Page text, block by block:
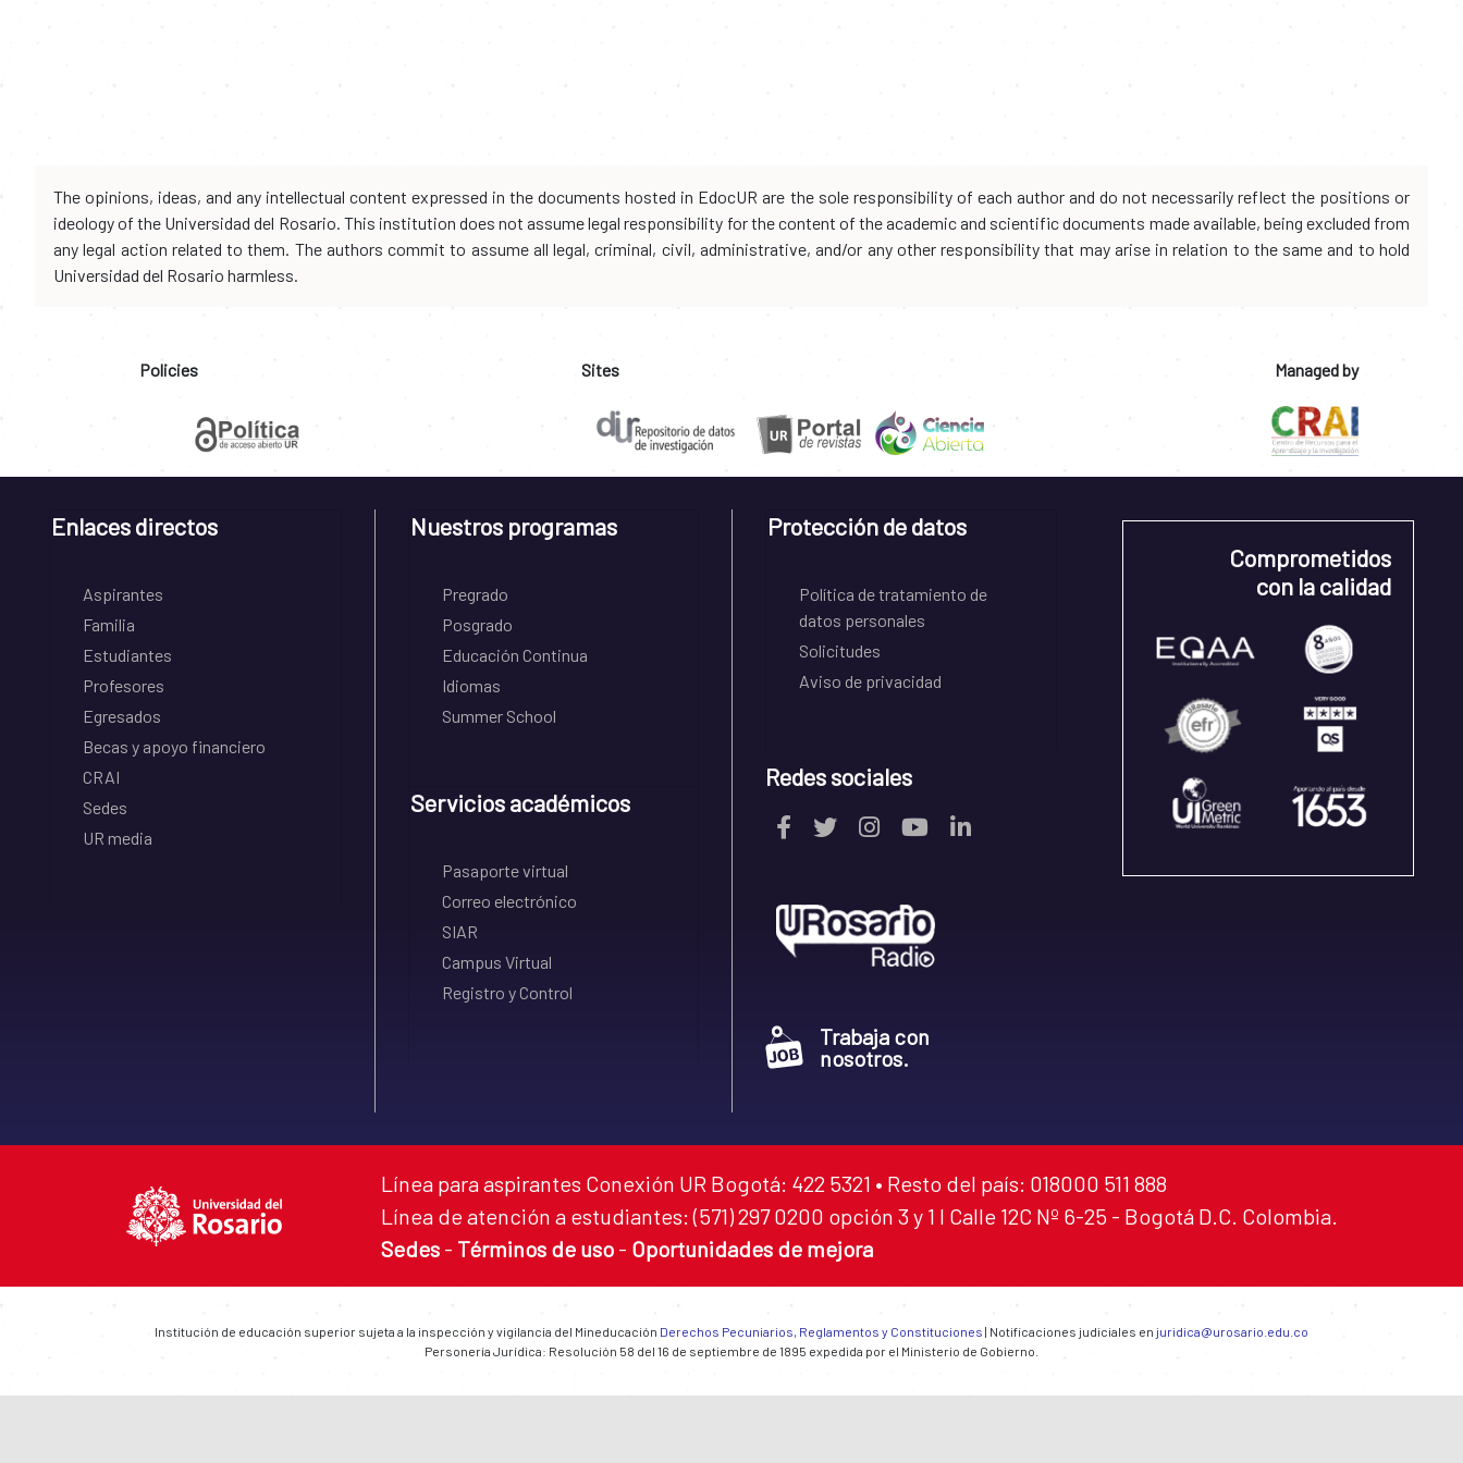
The opinions, ideas, and any intellectual content expressed in the documents hosted in EdocUR are the sole responsibility of each author and do not necessarily reflect the positions or
ideology of the Universidad del Rosario. This institution does not assume legal responsibility for the content of the academic and scientific documents made available, being excluded from
any legal action related to them. The authors commit to assume all legal, criminal, civil, administrative, and/or any other responsibility that may arise in relation to the same and to hold
Universidad del Rosario harmless.
Policies Sites Managed by
Enlaces directos
Aspirantes
Familia
Estudiantes
Profesores
Egresados
Becas y apoyo financiero
CRAI
Sedes
UR media
Nuestros programas
Pregrado
Posgrado
Educación Continua
Idiomas
Summer School
Servicios académicos
Pasaporte virtual
Correo electrónico
SIAR
Campus Virtual
Registro y Control
Protección de datos
Política de tratamiento de
datos personales
Solicitudes
Aviso de privacidad
Redes sociales
Trabaja con
nosotros.
Comprometidos
con la calidad
Línea para aspirantes Conexión UR Bogotá: 422 5321 • Resto del país: 018000 511 888
Línea de atención a estudiantes: (571) 297 0200 opción 3 y 1 I Calle 12C Nº 6-25 - Bogotá D.C. Colombia.
Sedes - Términos de uso - Oportunidades de mejora
Institución de educación superior sujeta a la inspección y vigilancia del Mineducación Derechos Pecuniarios, Reglamentos y Constituciones | Notificaciones judiciales en juridica@urosario.edu.co
Personería Jurídica: Resolución 58 del 16 de septiembre de 1895 expedida por el Ministerio de Gobierno.